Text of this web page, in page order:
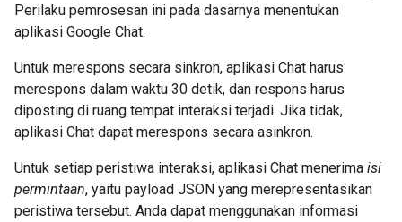
Perilaku pemrosesan ini pada dasarnya menentukan
aplikasi Google Chat.
Untuk merespons secara sinkron, aplikasi Chat harus
merespons dalam waktu 30 detik, dan respons harus
diposting di ruang tempat interaksi terjadi. Jika tidak,
aplikasi Chat dapat merespons secara asinkron.
Untuk setiap peristiwa interaksi, aplikasi Chat menerima isi
permintaan, yaitu payload JSON yang merepresentasikan
peristiwa tersebut. Anda dapat menggunakan informasi